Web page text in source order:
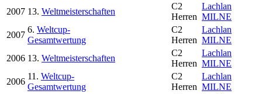
2007 13. Weltmeisterschaften
C2
Herren
Lachlan
MILNE
2007
6. Weltcup-
Gesamtwertung
C2
Herren
Lachlan
MILNE
2006 13. Weltmeisterschaften
C2
Herren
Lachlan
MILNE
2006
11. Weltcup-
Gesamtwertung
C2
Herren
Lachlan
MILNE